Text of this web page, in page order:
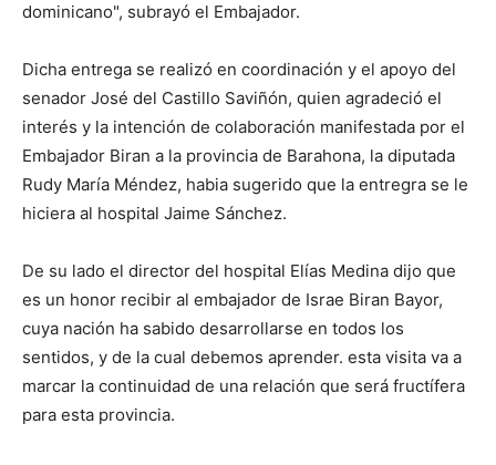
dominicano", subrayó el Embajador.
Dicha entrega se realizó en coordinación y el apoyo del
senador José del Castillo Saviñón, quien agradeció el
interés y la intención de colaboración manifestada por el
Embajador Biran a la provincia de Barahona, la diputada
Rudy María Méndez, habia sugerido que la entregra se le
hiciera al hospital Jaime Sánchez.
De su lado el director del hospital Elías Medina dijo que
es un honor recibir al embajador de Israe Biran Bayor,
cuya nación ha sabido desarrollarse en todos los
sentidos, y de la cual debemos aprender. esta visita va a
marcar la continuidad de una relación que será fructífera
para esta provincia.